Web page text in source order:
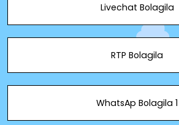
Livechat Bolagila
RTP Bolagila
WhatsAp Bolagila 1